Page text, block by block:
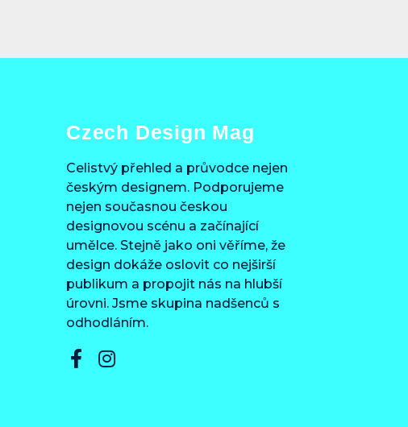
Czech Design Mag
Celistvý přehled a průvodce nejen
českým designem. Podporujeme
nejen současnou českou
designovou scénu a začínající
umělce. Stejně jako oni věříme, že
design dokáže oslovit co nejširší
publikum a propojit nás na hlubší
úrovni. Jsme skupina nadšenců s
odhodláním.